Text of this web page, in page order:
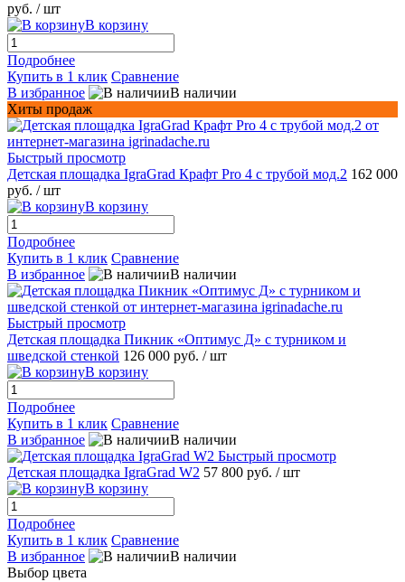
руб. / шт
В корзину
Подробнее
Купить в 1 клик Сравнение
В избранное
В наличии
Хиты продаж
Быстрый просмотр
Детская площадка IgraGrad Крафт Pro 4 с трубой мод.2 162 000
руб. / шт
В корзину
Подробнее
Купить в 1 клик Сравнение
В избранное
В наличии
Быстрый просмотр
Детская площадка Пикник «Оптимус Д» с турником и
шведской стенкой 126 000 руб. / шт
В корзину
Подробнее
Купить в 1 клик Сравнение
В избранное
В наличии
Быстрый просмотр
Детская площадка IgraGrad W2 57 800 руб. / шт
В корзину
Подробнее
Купить в 1 клик Сравнение
В избранное
В наличии
Выбор цвета